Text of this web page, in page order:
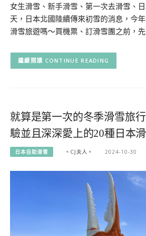
女生滑雪、新手滑雪、第一次去滑雪、
天，日本北國陸續傳來初雪的消息，今
滑雪旅遊嗎～買機票、訂滑雪團之前，
CONTINUE READING
就算是第一次的冬季滑雪旅
驗並且深深愛上的20種日本
日本自助滑雪 。CJ夫人。 2024-10-30